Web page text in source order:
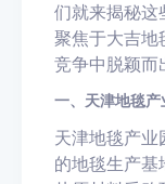
们就来揭秘这
聚焦于大吉地
竞争中脱颖而
一、天津地毯产
天津地毯产业
的地毯生产基